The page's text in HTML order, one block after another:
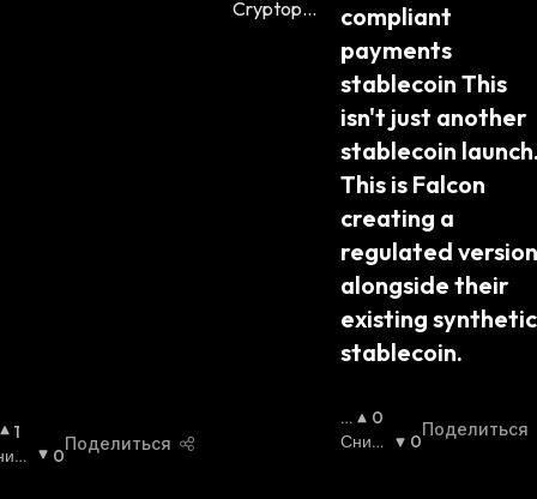
1
0
Поделиться
compliant
payments
stablecoin This
isn't just another
stablecoin
This is Falcon
creating a
regulated version
alongside their
existing synthetic
stablecoin.
П
О
0
Сниж
0
Поделиться